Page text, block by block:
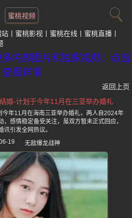
蜜桃视频
站 蜜桃影视 蜜桃在线
蜜桃直播
内部图片和独家视频：点击
查看详情
返回上页
婚-计划于今年11月在三亚举办婚礼
年11月在海南三亚举办婚礼，两人自2024年
感情稳定备受关注，虽双方暂未正式回应，
讯引发全网热议。
19
无敌爆龙战神